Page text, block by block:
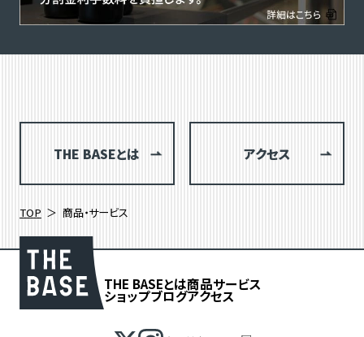
THE BASEとは アクセス
TOP 商品・サービス
THE BASEとは商品サービス
ショップブログアクセス